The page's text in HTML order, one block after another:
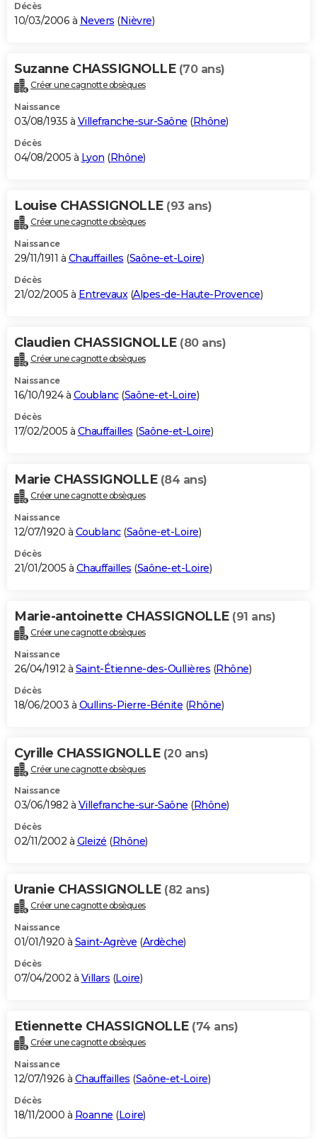
Décès
10/03/2006 à Nevers (Nièvre)
Suzanne CHASSIGNOLLE (70 ans)
Créer une cagnotte obsèques
Naissance
03/08/1935 à Villefranche-sur-Saône (Rhône)
Décès
04/08/2005 à Lyon (Rhône)
Louise CHASSIGNOLLE (93 ans)
Créer une cagnotte obsèques
Naissance
29/11/1911 à Chauffailles (Saône-et-Loire)
Décès
21/02/2005 à Entrevaux(Alpes-de-Haute-Provence)
Claudien CHASSIGNOLLE (80 ans)
Créer une cagnotte obsèques
Naissance
16/10/1924 à Coublanc(Saône-et-Loire)
Décès
17/02/2005 à Chauffailles (Saône-et-Loire)
Marie CHASSIGNOLLE (84 ans)
Créer une cagnotte obsèques
Naissance
12/07/1920 à Coublanc(Saône-et-Loire)
Décès
21/01/2005 à Chauffailles (Saône-et-Loire)
Marie-antoinette CHASSIGNOLLE (91 ans)
Créer une cagnotte obsèques
Naissance
26/04/1912 à Saint-Étienne-des-Oullières (Rhône)
Décès
18/06/2003 à Oullins-Pierre-Bénite (Rhône)
Cyrille CHASSIGNOLLE (20 ans)
Créer une cagnotte obsèques
Naissance
03/06/1982 à Villefranche-sur-Saône (Rhône)
Décès
02/11/2002 à Gleizé (Rhône)
Uranie CHASSIGNOLLE (82 ans)
Créer une cagnotte obsèques
Naissance
01/01/1920 à Saint-Agrève (Ardèche)
Décès
07/04/2002 à Villars (Loire)
Etiennette CHASSIGNOLLE (74 ans)
Créer une cagnotte obsèques
Naissance
12/07/1926 à Chauffailles (Saône-et-Loire)
Décès
18/11/2000 à Roanne (Loire)